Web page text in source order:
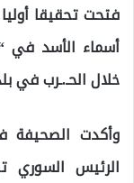
فتحت تحقيقا
أسماء الأسد في
خلال الحـ.ـرب في
وأكدت الصحيفة
الرئيس السوري